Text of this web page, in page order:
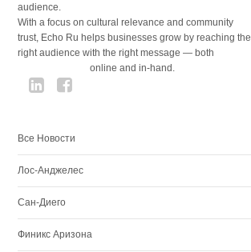
audience.
With a focus on cultural relevance and community
trust, Echo Ru helps businesses grow by reaching the
right audience with the right message — both
online and in-hand.
Все Новости
Лос-Анджелес
Сан-Диего
Финикс Аризона